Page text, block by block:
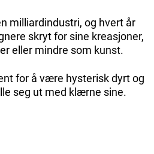
milliardindustri, og hvert år
skryt for sine kreasjoner,
eller mindre som kunst.
for å være hysterisk dyrt og
seg ut med klærne sine.